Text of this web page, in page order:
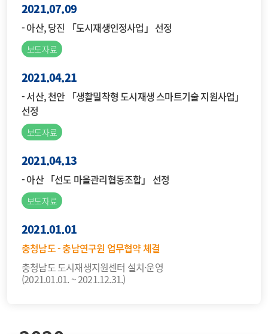
2021.07.09
- 아산, 당진 「도시재생인정사업」 선정
보도자료
2021.04.21
- 서산, 천안 「생활밀착형 도시재생 스마트기술 지원사업」
선정
보도자료
2021.04.13
- 아산 「선도 마을관리협동조합」 선정
보도자료
2021.01.01
충청남도 - 충남연구원 업무협약 체결
충청남도 도시재생지원센터 설치·운영
(2021.01.01. ~ 2021.12.31.)